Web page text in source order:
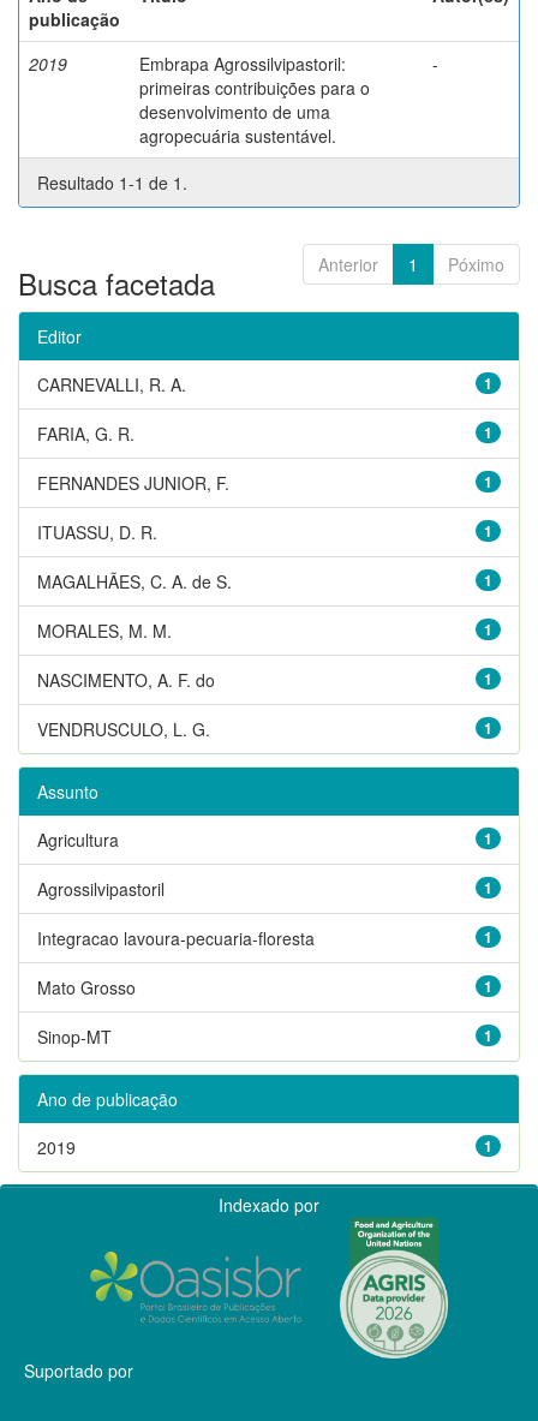
publicação
2019
Embrapa Agrossilvipastoril:
primeiras contribuições para o
desenvolvimento de uma
agropecuária sustentável.
-
Resultado 1-1 de 1.
Anterior 1 Póximo
Busca facetada
Editor
1
CARNEVALLI, R. A.
1
FARIA, G. R.
1
FERNANDES JUNIOR, F.
1
ITUASSU, D. R.
1
MAGALHÃES, C. A. de S.
1
MORALES, M. M.
1
NASCIMENTO, A. F. do
1
VENDRUSCULO, L. G.
Assunto
1
Agricultura
1
Agrossilvipastoril
1
Integracao lavoura-pecuaria-floresta
1
Mato Grosso
1
Sinop-MT
Ano de publicação
1
2019
Indexado por
Suportado por